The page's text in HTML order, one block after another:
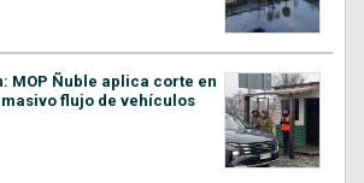
MOP Ñuble aplica corte en
flujo de vehículos